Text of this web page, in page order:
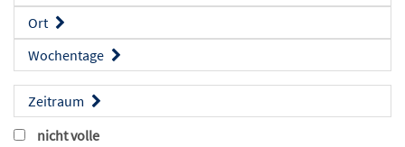
Ort
Wochentage
Zeitraum
nicht volle